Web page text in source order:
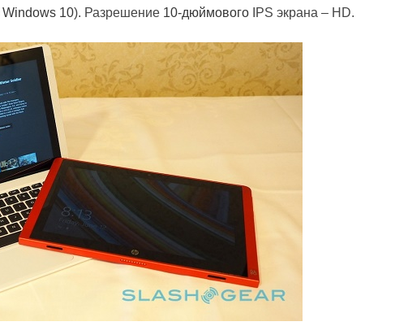
Windows 10). Разрешение 10-дюймового IPS экрана – HD.